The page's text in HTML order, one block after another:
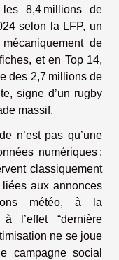
8,4 millions de
selon la LFP, un
de
et en Top 14,
des 2,7 millions de
signe d’un rugby
massif.
n’est pas qu’une
numériques :
classiquement
aux annonces
météo, à la
l’effet “dernière
ne se joue
campagne social